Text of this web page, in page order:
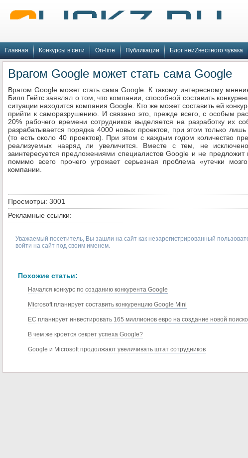
Главная Конкурсы в сети On-line Публикации Блог неиZвестного чувака
Врагом Google может стать сама Google
Врагом Google может стать сама Google. К такому интересному
Билл Гейтс заявлял о том, что компании, способной составить
ситуации находится компания Google. Кто же может составить ей
прийти к саморазрушению. И связано это, прежде всего, с особым
20% рабочего времени сотрудников выделяется на разработку их
разрабатывается порядка 4000 новых проектов, при этом только
(то есть около 40 проектов). При этом с каждым годом количество
реализуемых навряд ли увеличится. Вместе с тем, не
заинтересуется предложениями специалистов Google и не
помимо всего прочего угрожает серьезная проблема «утечки
компании.
Просмотры: 3001
Рекламные ссылки:
Уважаемый посетитель, Вы зашли на сайт как незарегистрированный
войти на сайт под своим именем.
Похожие статьи:
Начался конкурс по созданию конкурента Google
Microsoft планирует составить конкуренцию Google Mini
ЕС планирует инвестировать 165 миллионов евро на создание новой
В чем же кроется секрет успеха Google?
Google и Microsoft продолжают увеличивать штат сотрудников